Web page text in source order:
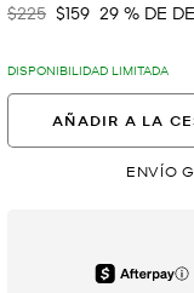
Era
$225 Ahora
$159 29 % DE
DISPONIBILIDAD LIMITADA
AÑADIR A LA
ENVÍO
Afterpay